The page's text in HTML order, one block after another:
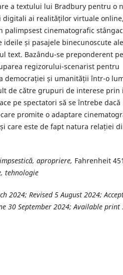
a textului lui Bradbury pentru o
digitali ai realităților virtuale
palimpsest cinematografic
și pasajele binecunoscute ale
text. Bazându-se preponderent pe
regizorului-scenarist pentru
democrației și umanității într-o
de către grupuri de interese prin
pe spectatori să se întrebe dacă
promite o adaptare
care este de fapt natura relației
apropriere, Fahrenheit 451
tehnologie
2024; Revised 5 August 2024;
30 September 2024; Available print